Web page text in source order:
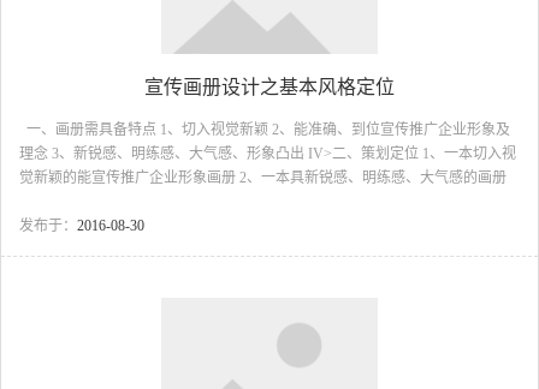
宣传画册设计之基本风格定位
一、画册需具备特点 1、切入视觉新颖 2、能准确、到位宣传推广企业形象及
理念 3、新锐感、明练感、大气感、形象凸出 IV>二、策划定位 1、一本切入视
觉新颖的能宣传推广企业形象画册 2、一本具新锐感、明练感、大气感的画册
出世 四、创意思维 1、全新的切入视觉 画册中以新锐的色彩符号，表现工业设
发布于： 2016-08-30